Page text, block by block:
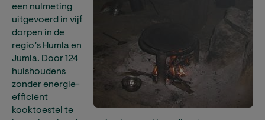
een nulmeting
uitgevoerd in vijf
dorpen in de
regio’s Humla en
Jumla. Door 124
huishoudens
zonder energie-
efficiënt
kooktoestel te